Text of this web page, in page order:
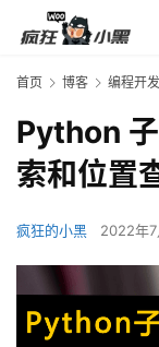
首页 博客 编程开发
Python
索和位置
疯狂的小黑 2022年